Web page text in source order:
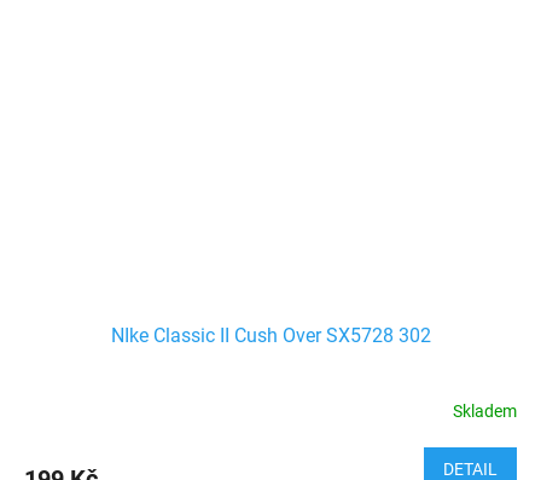
NIke Classic II Cush Over SX5728 302
Skladem
DETAIL